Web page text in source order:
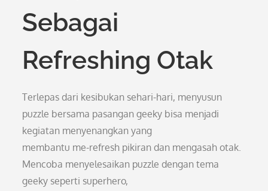
Sebagai
Refreshing Otak
Terlepas dari kesibukan sehari-hari, menyusun
puzzle bersama pasangan geeky bisa menjadi
kegiatan menyenangkan yang
membantu me-refresh pikiran dan mengasah otak.
Mencoba menyelesaikan puzzle dengan tema
geeky seperti superhero,